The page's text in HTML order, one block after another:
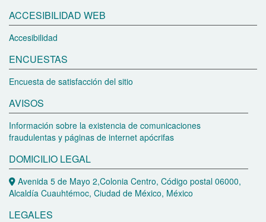
ACCESIBILIDAD WEB
Accesibilidad
ENCUESTAS
Encuesta de satisfacción del sitio
AVISOS
Información sobre la existencia de comunicaciones
fraudulentas y páginas de internet apócrifas
DOMICILIO LEGAL
Avenida 5 de Mayo 2,Colonia Centro, Código postal 06000,
Alcaldía Cuauhtémoc, Ciudad de México, México
LEGALES